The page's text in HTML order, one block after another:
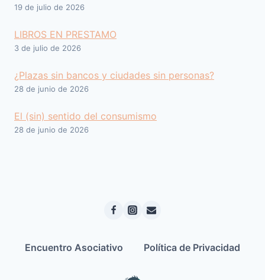
19 de julio de 2026
LIBROS EN PRESTAMO
3 de julio de 2026
¿Plazas sin bancos y ciudades sin personas?
28 de junio de 2026
El (sin) sentido del consumismo
28 de junio de 2026
Encuentro Asociativo Política de Privacidad